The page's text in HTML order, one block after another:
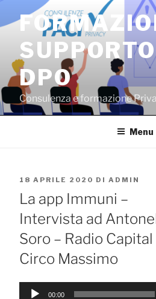
contenuto
DPO
Consulenza e formazione
Menu
PUBBLICATO
IL
18 APRILE 2020 DI ADMIN
La app Immuni –
Intervista ad
Soro – Radio Capital
Circo Massimo
Audio
00:00